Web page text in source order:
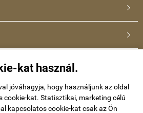
kat használ.
jóváhagyja, hogy használjunk az oldal
cookie-kat. Statisztikai, marketing célú
kapcsolatos cookie-kat csak az Ön


8659